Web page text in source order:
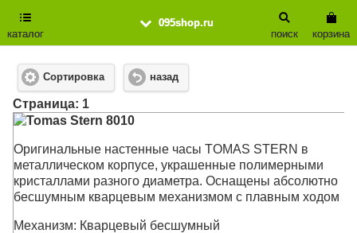
095shop.ru
каталог
корзина
поиск
Сортировка назад
Cтраница: 1
Tomas Stern 8010
Оригинальные настенные часы TOMAS STERN в
металлическом корпусе, украшенные полимерными
кристаллами разного диаметра. Оснащены абсолютно
бесшумным кварцевым механизмом с плавным ходом
Механизм: Кварцевый бесшумный